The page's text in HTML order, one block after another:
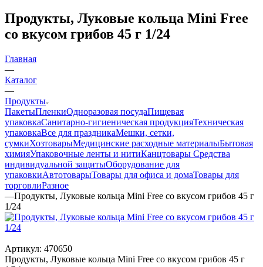
Продукты, Луковые кольца Mini Free
со вкусом грибов 45 г 1/24
Главная
—
Каталог
—
Продукты
ПакетыПленкиОдноразовая посудаПищевая
упаковкаСанитарно-гигиеническая продукцияТехническая
упаковкаВсе для праздникаМешки, сетки,
сумкиХозтоварыМедицинские расходные материалыБытовая
химияУпаковочные ленты и нитиКанцтовары Средства
индивидуальной защитыОборудование для
упаковкиАвтотоварыТовары для офиса и домаТовары для
торговлиРазное
—Продукты, Луковые кольца Mini Free со вкусом грибов 45 г
1/24
Артикул: 470650
Продукты, Луковые кольца Mini Free со вкусом грибов 45 г